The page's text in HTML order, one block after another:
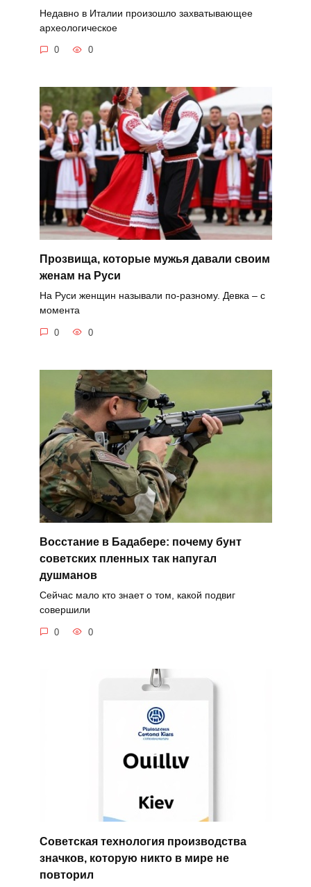
Недавно в Италии произошло захватывающее
археологическое
0 0
Прозвища, которые мужья давали своим
женам на Руси
На Руси женщин называли по-разному. Девка – с
момента
0 0
Восстание в Бадабере: почему бунт
советских пленных так напугал
душманов
Сейчас мало кто знает о том, какой подвиг
совершили
0 0
Советская технология производства
значков, которую никто в мире не
повторил